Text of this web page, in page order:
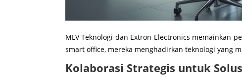
MLV Teknologi dan Extron Electronics memainkan
smart office, mereka menghadirkan teknologi yang
Kolaborasi Strategis untuk